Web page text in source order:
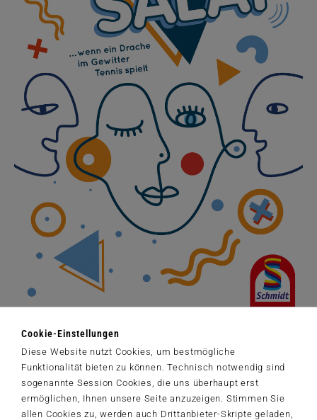
Cookie-Einstellungen
Diese Website nutzt Cookies, um bestmögliche
Funktionalität bieten zu können. Technisch notwendig sind
sogenannte Session Cookies, die uns überhaupt erst
ermöglichen, Ihnen unsere Seite anzuzeigen. Stimmen Sie
allen Cookies zu, werden auch Drittanbieter-Skripte geladen,
eigene Stimme wird zum wichtigsten Spielelement in der lebhaften
von gleichzeitig gemachten Geräuschen gemeinsam ins Ziel zu
kommen. „Lautsalat“ ist ein kooperatives Spiel, das von drei bis
sieben Personen ab acht Jahren gespielt werden kann.